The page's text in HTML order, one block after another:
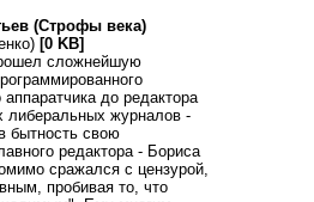
(Строфы века)
[0 KB]
сложнейшую
до редактора
либеральных журналов -
свою
редактора - Бориса
сражался с цензурой,
пробивая то, что